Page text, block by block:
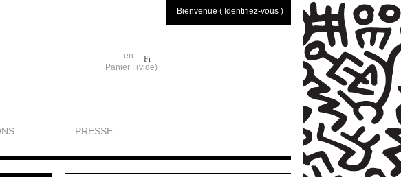
Panier : (vide)
Bienvenue ( Identifiez-vous )
en Fr
PRESSE